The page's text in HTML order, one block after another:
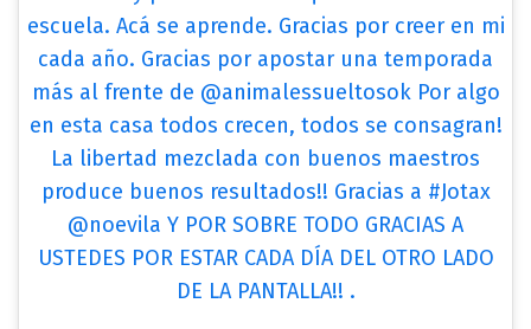
escuela. Acá se aprende. Gracias por creer en mi
cada año. Gracias por apostar una temporada
más al frente de @animalessueltosok Por algo
en esta casa todos crecen, todos se consagran!
La libertad mezclada con buenos maestros
produce buenos resultados!! Gracias a #Jotax
@noevila Y POR SOBRE TODO GRACIAS A
USTEDES POR ESTAR CADA DÍA DEL OTRO LADO
DE LA PANTALLA!! .